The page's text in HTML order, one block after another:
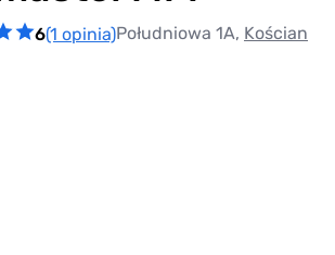
6(1 opinia)Południowa 1A, Kościan